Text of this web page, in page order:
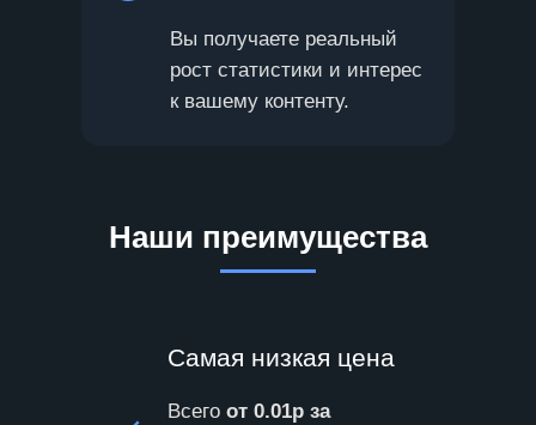
Вы получаете реальный
рост статистики и интерес
к вашему контенту.
Наши преимущества
Самая низкая цена
Всего от 0.01р за